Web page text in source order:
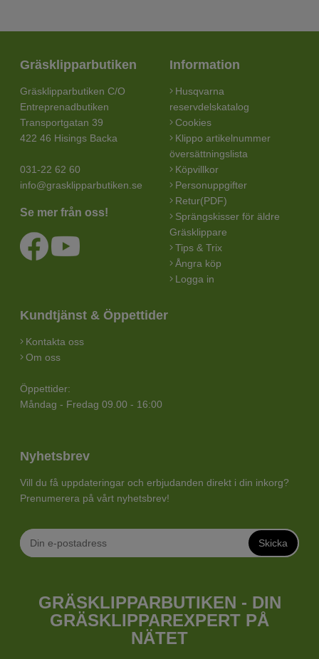
Gräsklipparbutiken
Gräsklipparbutiken C/O
Entreprenadbutiken
Transportgatan 39
422 46 Hisings Backa
031-22 62 60
info@grasklipparbutiken.se
Se mer från oss!
Information
Husqvarna
reservdelskatalog
Cookies
Klippo artikelnummer
översättningslista
Köpvillkor
Personuppgifter
Retur(PDF)
Sprängskisser för äldre
Gräsklippare
Tips & Trix
Ångra köp
Logga in
Kundtjänst & Öppettider
Kontakta oss
Om oss
Öppettider:
Måndag - Fredag 09.00 - 16:00
Nyhetsbrev
Vill du få uppdateringar och erbjudanden direkt i din inkorg?
Prenumerera på vårt nyhetsbrev!
Skicka
GRÄSKLIPPARBUTIKEN - DIN
GRÄSKLIPPAREXPERT PÅ
NÄTET